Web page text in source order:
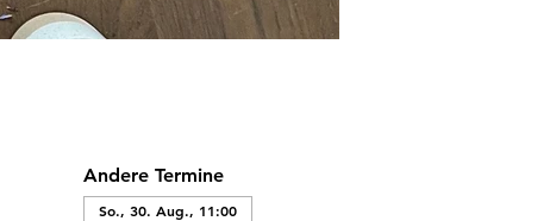
Andere Termine
So., 30. Aug., 11:00